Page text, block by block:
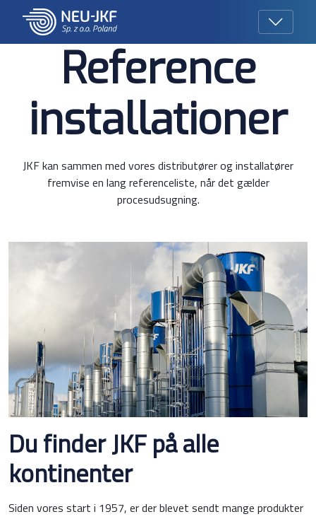
Reference
installationer
JKF kan sammen med vores distributører og installatører
fremvise en lang referenceliste, når det gælder
procesudsugning.
Du finder JKF på alle
kontinenter
Siden vores start i 1957, er der blevet sendt mange produkter